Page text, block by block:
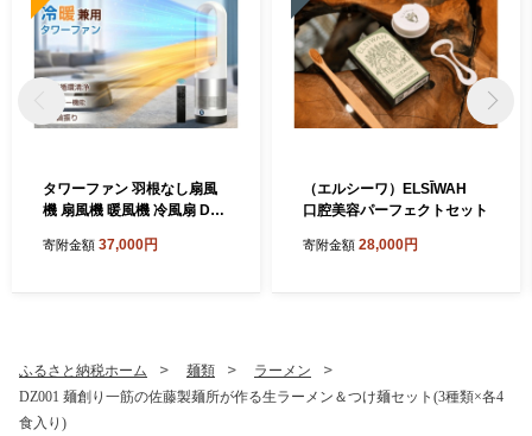
タワーファン 羽根なし扇風
機 扇風機 暖風機 冷風扇 DC
レーター 8段階送風 強風 大
寄附金額 37,000円
（エルシーワ）ELSĪWAH
口腔美容パーフェクトセット
寄附金額 28,000円
ふるさと納税ホーム 麺類
ラーメン
DZ001 麺創り一筋の佐藤製麺所が作る生ラーメン＆つけ麺セット(3種類×各4
食入り)